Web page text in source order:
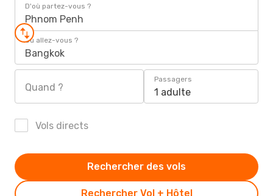
D'où partez-vous ?
Phnom Penh
Où allez-vous ?
Bangkok
Quand ?
Passagers
1 adulte
Vols directs
Rechercher Vol + Hôtel
Rechercher des vols